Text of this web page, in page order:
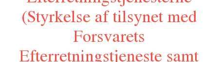
(Styrkelse af tilsynet med
Forsvarets
Efterretningstjeneste samt